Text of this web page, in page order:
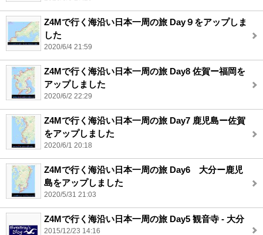
Z4Mで行く海沿い日本一周の旅 Day９をアップしま
した
2020/6/4 21:59
Z4Mで行く海沿い日本一周の旅 Day8 佐賀ー福岡を
アップしました
2020/6/2 22:29
Z4Mで行く海沿い日本一周の旅 Day7 鹿児島ー佐賀
をアップしました
2020/6/1 20:18
Z4Mで行く海沿い日本一周の旅 Day6 大分ー鹿児
島をアップしました
2020/5/31 21:03
Z4Mで行く海沿い日本一周の旅 Day5 観音寺 - 大分
2015/12/23 14:16